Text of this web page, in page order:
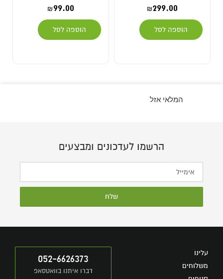
לסל הוספה לסל
המלאי אזל
הרשמו לעדכונים ומבצעים
שלח
עלינו
משלוחים
052-6626373
דברו איתנו בוואטסאפ